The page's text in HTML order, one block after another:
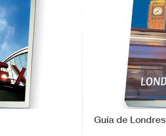
Guía de Londres